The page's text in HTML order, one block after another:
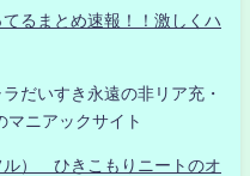
るまとめ速報！！激しくハ
だいすき永遠の非リア充・
マニアックサイト
ル） ひきこもりニートのオ